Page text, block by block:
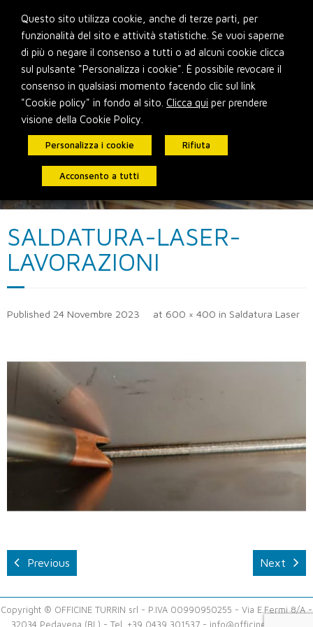
content
SALDATURA-LASER-
LAVORAZIONI
Published 24 Novembre 2023 at 600 × 400 in Saldatura Laser
Previous Next
Copyright ® OFFICINE TURRIN srl - P.IVA 00990950255 - Via E.Fermi 8/A -
32034 Pedavena (BL) - Tel. +39 0439 301537 - info@officineturrin.it
Questo sito utilizza cookie, anche di terze parti, per
funzionalità del sito e attività statistiche. Se vuoi saperne
di più o negare il consenso a tutti o ad alcuni cookie clicca
sul pulsante "Personalizza i cookie". È possibile revocare il
consenso in qualsiasi momento facendo clic sul link
"Cookie policy" in fondo al sito. Clicca qui per prendere
visione della Cookie Policy.
Personalizza i cookie Rifiuta
Acconsento a tutti